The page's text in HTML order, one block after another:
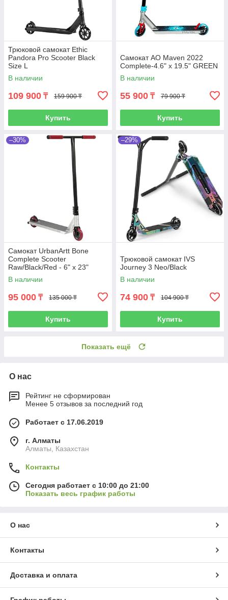
Трюковой самокат Ethic
Pandora Pro Scooter Black
Size L
В наличии
109 900 ₸ 159 900 ₸
Купить
Самокат AO Maven 2022
Complete-4.6" x 19.5" GREEN
В наличии
55 900 ₸ 79 900 ₸
Купить
–30%
Самокат UrbanArtt Bone
Complete Scooter
Raw/Black/Red - 6" x 23"
В наличии
95 000 ₸ 135 000 ₸
Купить
–29%
Трюковой самокат IVS
Journey 3 Neo/Black
В наличии
74 900 ₸ 104 900 ₸
Купить
Показать ещё
О нас
Рейтинг не сформирован
Менее 5 отзывов за последний год
Работает с 17.06.2019
г. Алматы
Алматы, Казахстан
Контакты
Сегодня работает с 10:00 до 21:00
Показать весь график работы
О нас
Контакты
Доставка и оплата